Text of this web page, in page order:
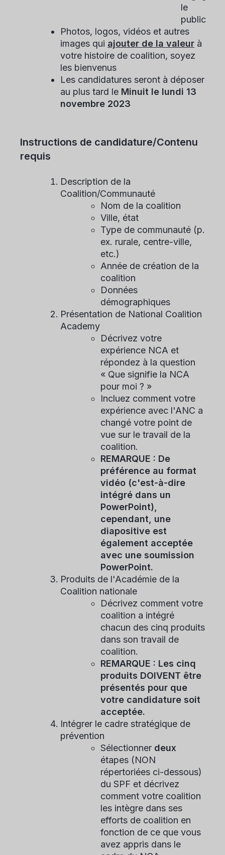
le
public
Photos, logos, vidéos et autres
images qui ajouter de la valeur à
votre histoire de coalition, soyez
les bienvenus
Les candidatures seront à déposer
au plus tard le Minuit le lundi 13
novembre 2023
Instructions de candidature/Contenu
requis
Description de la
Coalition/Communauté
Nom de la coalition
Ville, état
Type de communauté (p.
ex. rurale, centre-ville,
etc.)
Année de création de la
coalition
Données
démographiques
Présentation de National Coalition
Academy
Décrivez votre
expérience NCA et
répondez à la question
« Que signifie la NCA
pour moi ? »
Incluez comment votre
expérience avec l'ANC a
changé votre point de
vue sur le travail de la
coalition.
REMARQUE : De
préférence au format
vidéo (c'est-à-dire
intégré dans un
PowerPoint),
cependant, une
diapositive est
également acceptée
avec une soumission
PowerPoint.
Produits de l'Académie de la
Coalition nationale
Décrivez comment votre
coalition a intégré
chacun des cinq produits
dans son travail de
coalition.
REMARQUE : Les cinq
produits DOIVENT être
présentés pour que
votre candidature soit
acceptée.
Intégrer le cadre stratégique de
prévention
Sélectionner deux
étapes (NON
répertoriées ci-dessous)
du SPF et décrivez
comment votre coalition
les intègre dans ses
efforts de coalition en
fonction de ce que vous
avez appris dans le